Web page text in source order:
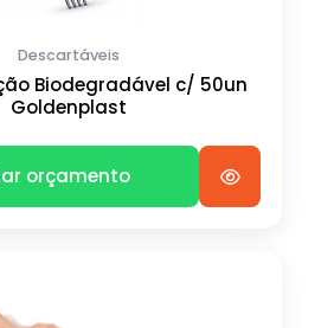
Descartáveis
Biodegradável c/ 50un
Goldenplast
orçamento